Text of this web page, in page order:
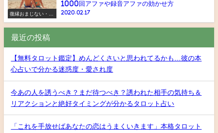
復縁おまじない・ス
1000回アファや録音アファの効かせ方
2020.02.17
最近の投稿
【無料タロット鑑定】めんどくさいと思われてるかも…彼の本
心占いで分かる迷惑度・愛され度
今あの人を誘うべき？まだ待つべき？誘われた相手の気持ち＆
リアクションと絶好タイミングが分かるタロット占い
「これを手放せばあなたの恋はうまくいきます」本格タロット